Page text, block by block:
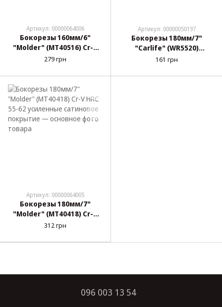
Артикул: 00000064006
Бокорезы 160мм/6"
"Molder" (MT40516) Cr-V
HRC 55-62 сатиновое
двухкомпонентная
ручка
279 грн
Артикул: 00000050197
Бокорезы 180мм/7"
"Carlife" (WR5520)
двухкомп.ручка
161 грн
Артикул: 00000064005
Бокорезы 180мм/7"
"Molder" (MT40418) Cr-V
HRC 55-62 усиленные
312 грн
096 003 13 54